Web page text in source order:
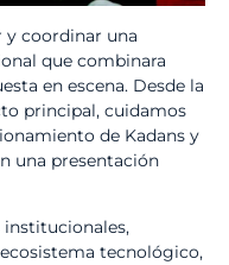
y coordinar una
que combinara
en escena. Desde la
principal, cuidamos
de Kadans y
una presentación
institucionales,
tecnológico,